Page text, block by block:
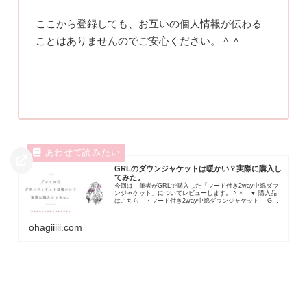
ここから登録しても、お互いの個人情報が伝わる
ことはありませんのでご安心ください。＾＾
GRLのダウンジャケットは暖かい？実際に購入し
てみた。
今回は、筆者がGRLで購入した「フード付き2way中綿ダウ
ンジャケット」についてレビューします。＾＾ ▼ 購入品
はこちら ・フード付き2way中綿ダウンジャケット GRL
ohagiiiii.com